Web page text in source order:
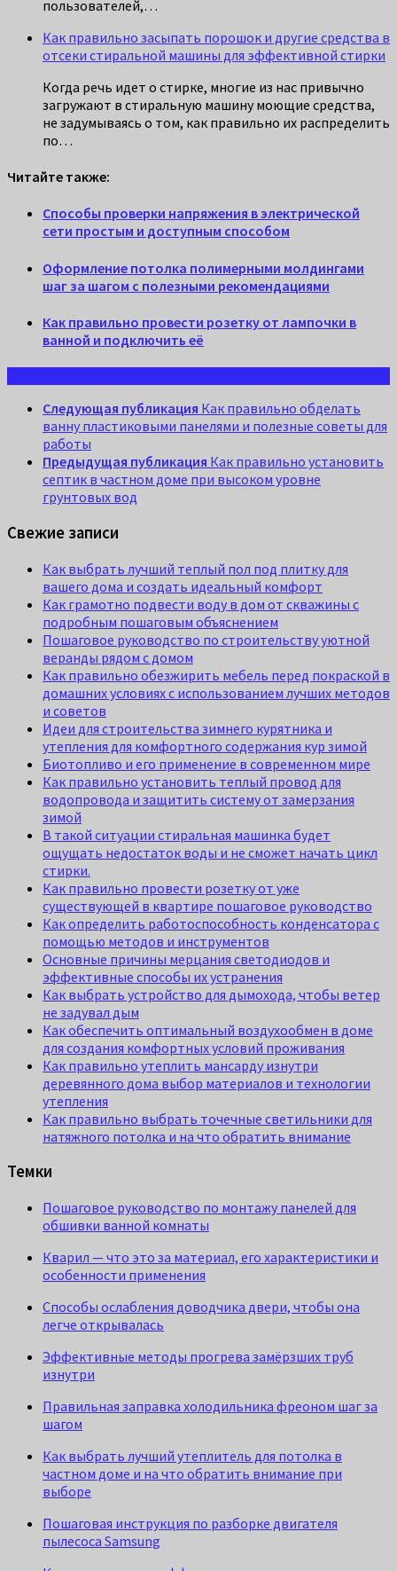
пользователей,…
Как правильно засыпать порошок и другие средства в
отсеки стиральной машины для эффективной стирки
Когда речь идет о стирке, многие из нас привычно
загружают в стиральную машину моющие средства,
не задумываясь о том, как правильно их распределить
по…
Читайте также:
Способы проверки напряжения в электрической
сети простым и доступным способом
Оформление потолка полимерными молдингами
шаг за шагом с полезными рекомендациями
Как правильно провести розетку от лампочки в
ванной и подключить её
Следующая публикация Как правильно обделать
ванну пластиковыми панелями и полезные советы для
работы
Предыдущая публикация Как правильно установить
септик в частном доме при высоком уровне
грунтовых вод
Свежие записи
Как выбрать лучший теплый пол под плитку для
вашего дома и создать идеальный комфорт
Как грамотно подвести воду в дом от скважины с
подробным пошаговым объяснением
Пошаговое руководство по строительству уютной
веранды рядом с домом
Как правильно обезжирить мебель перед покраской в
домашних условиях с использованием лучших методов
и советов
Идеи для строительства зимнего курятника и
утепления для комфортного содержания кур зимой
Биотопливо и его применение в современном мире
Как правильно установить теплый провод для
водопровода и защитить систему от замерзания
зимой
В такой ситуации стиральная машинка будет
ощущать недостаток воды и не сможет начать цикл
стирки.
Как правильно провести розетку от уже
существующей в квартире пошаговое руководство
Как определить работоспособность конденсатора с
помощью методов и инструментов
Основные причины мерцания светодиодов и
эффективные способы их устранения
Как выбрать устройство для дымохода, чтобы ветер
не задувал дым
Как обеспечить оптимальный воздухообмен в доме
для создания комфортных условий проживания
Как правильно утеплить мансарду изнутри
деревянного дома выбор материалов и технологии
утепления
Как правильно выбрать точечные светильники для
натяжного потолка и на что обратить внимание
Темки
Пошаговое руководство по монтажу панелей для
обшивки ванной комнаты
Кварил — что это за материал, его характеристики и
особенности применения
Способы ослабления доводчика двери, чтобы она
легче открывалась
Эффективные методы прогрева замёрзших труб
изнутри
Правильная заправка холодильника фреоном шаг за
шагом
Как выбрать лучший утеплитель для потолка в
частном доме и на что обратить внимание при
выборе
Пошаговая инструкция по разборке двигателя
пылесоса Samsung